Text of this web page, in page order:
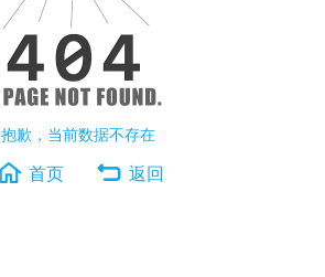
抱歉，当前数据不存在
首页 返回